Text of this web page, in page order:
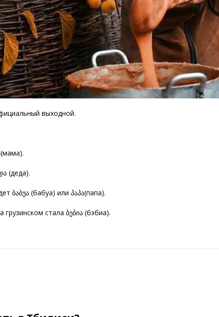
выходной.
(деда).
ბაბუა (бабуа) или პაპა(папа).
стала ბებია (бэбиа).